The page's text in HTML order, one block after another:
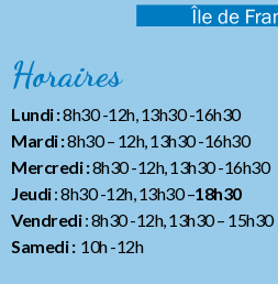
Horaires
Lundi :8h30 -12h, 13h30 -16h30
Mardi :8h30 – 12h, 13h30 -16h30
Mercredi :8h30 -12h, 13h30 -16h30
Jeudi: 8h30 -12h, 13h30 –18h30
Vendredi: 8h30 -12h, 13h30– 15h30
Samedi :10h -12h